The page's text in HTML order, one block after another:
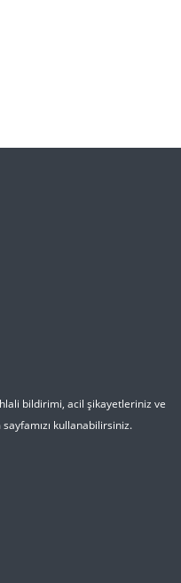
bildirimi, acil şikayetleriniz ve
kullanabilirsiniz.